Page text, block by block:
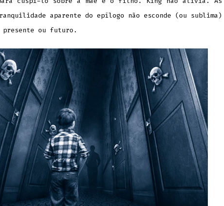
aparente do epílogo não esconde (ou sublima)
ou futuro.